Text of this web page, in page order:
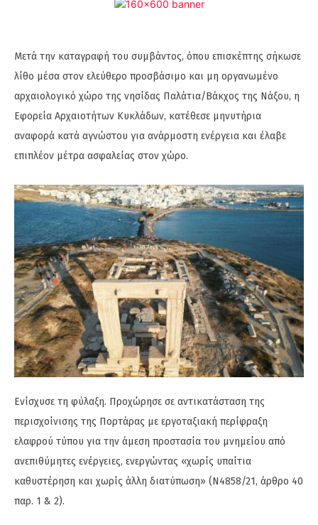
Μετά την καταγραφή του συμβάντος, όπου επισκέπτης σήκωσε
λίθο μέσα στον ελεύθερο προσβάσιμο και μη οργανωμένο
αρχαιολογικό χώρο της νησίδας Παλάτια/Βάκχος της Νάξου, η
Εφορεία Αρχαιοτήτων Κυκλάδων, κατέθεσε μηνυτήρια
αναφορά κατά αγνώστου για ανάρμοστη ενέργεια και έλαβε
επιπλέον μέτρα ασφαλείας στον χώρο.
Ενίσχυσε τη φύλαξη. Προχώρησε σε αντικατάσταση της
περισχοίνισης της Πορτάρας με εργοταξιακή περίφραξη
ελαφρού τύπου για την άμεση προστασία του μνημείου από
ανεπιθύμητες ενέργειες, ενεργώντας «χωρίς υπαίτια
καθυστέρηση και χωρίς άλλη διατύπωση» (Ν4858/21, άρθρο 40
παρ. 1 & 2).